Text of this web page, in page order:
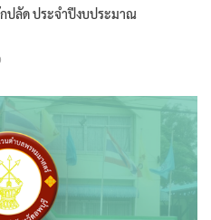
ปลัด ประจำปีงบประมาณ